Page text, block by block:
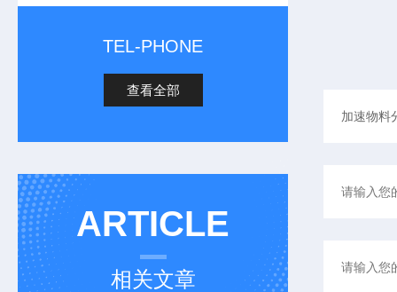
TEL-PHONE
查看全部
ARTICLE
相关文章